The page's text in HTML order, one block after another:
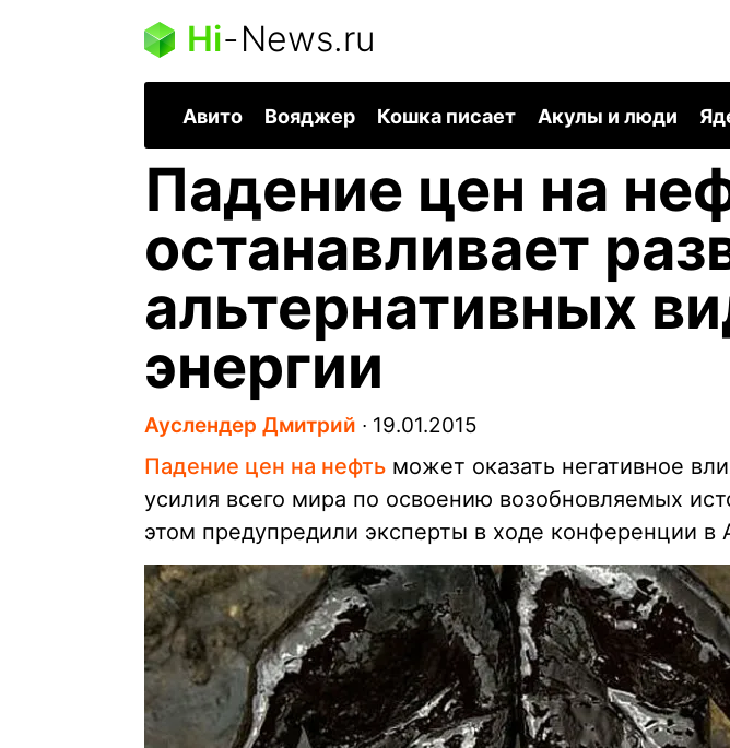
Hi-News.ru
Авито Вояджер Кошка писает Акулы и люди
Падение цен на
останавливает
альтернативных
энергии
Ауслендер Дмитрий ∙ 19.01.2015
Падение цен на нефть может оказать негативное
усилия всего мира по освоению возобновляемых
этом предупредили эксперты в ходе конференции в